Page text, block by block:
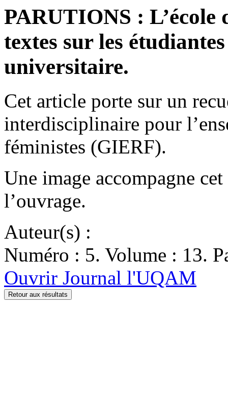
PARUTIONS : L’école
textes sur les
universitaire.
Cet article porte sur un
interdisciplinaire pour
féministes (GIERF).
Une image accompagne
l’ouvrage.
Auteur(s) :
Numéro : 5. Volume : 13.
Ouvrir Journal l'UQAM
Retour aux résultats